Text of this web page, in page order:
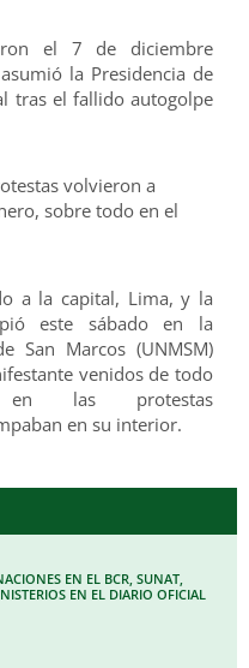
el 7 de diciembre
la Presidencia de
tras el fallido autogolpe
volvieron a
sobre todo en el
a la capital, Lima, y la
este sábado en la
San Marcos (UNMSM)
venidos de todo
las protestas
en su interior.
EN EL BCR, SUNAT,
EN EL DIARIO OFICIAL